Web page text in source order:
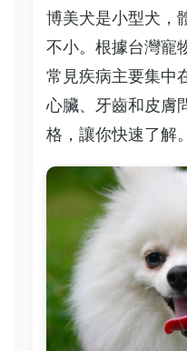
博美犬是小型犬，
不小。根據台灣寵
常見疾病主要集中
心臟、牙齒和皮膚
格，讓你快速了解。